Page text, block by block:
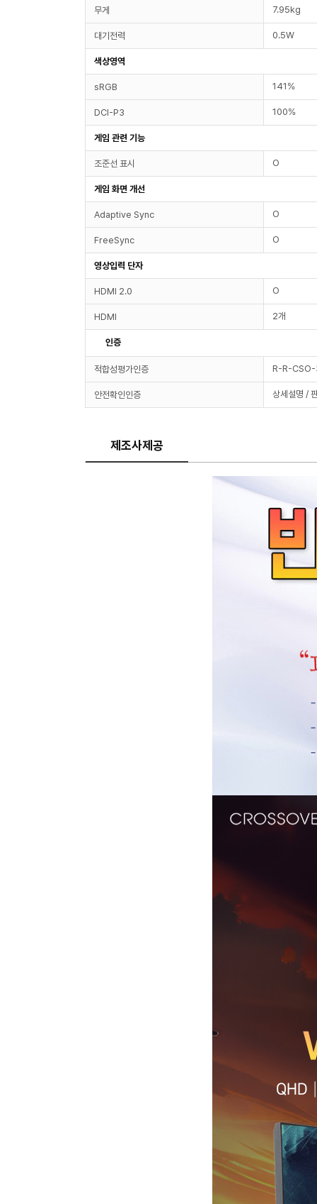
무게 7.95kg
대기전력 0.5W
색상영역
sRGB 141%
DCI-P3 100%
게임 관련 기능
조준선 표시 O
게임 화면 개선
Adaptive Sync O
FreeSync O
영상입력 단자
HDMI 2.0 O
HDMI 2개
인증
적합성평가인증 R-R-
안전확인인증 상세설명 /
제조사제공